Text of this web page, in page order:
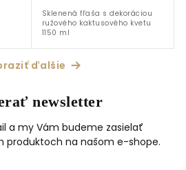
Sklenená fľaša s dekoráciou
ružového kaktusového kvetu
1150 ml
ďalšie
newsletter
a my Vám budeme zasielať
produktoch na našom e-shope.